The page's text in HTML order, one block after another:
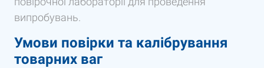
випробувань.
Умови повірки та калібрування
товарних ваг